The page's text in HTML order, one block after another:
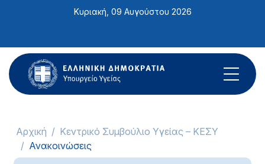
ιστότοπος
περιλαμβάνει
ένα
σύστημα
Κυριακή, 09 Αυγούστου 2026
Αρχική
Κεντρικό Συμβούλιο Υγείας – ΚΕΣΥ
Ανακοινώσεις